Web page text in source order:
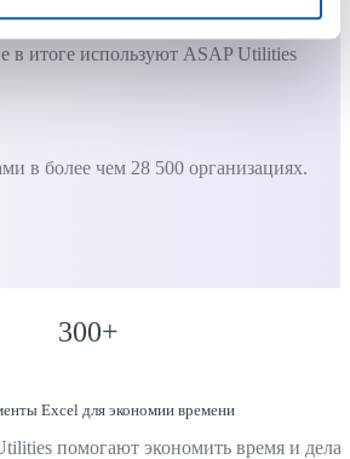
начинают с нескольких
в итоге используют ASAP Utilities
в более чем 28 500 организациях.
300+
Excel для экономии времени
помогают экономить время и